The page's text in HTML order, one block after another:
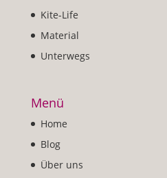
Kite-Life
Material
Unterwegs
Menü
Home
Blog
Über uns